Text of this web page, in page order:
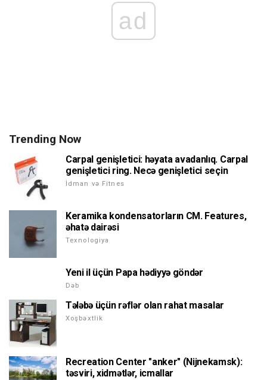
ad
Trending Now
Carpal genişletici: həyata avadanlıq. Carpal
genişletici ring. Necə genişletici seçin
İdman və Fitnes
Keramika kondensatorların CM. Features,
əhatə dairəsi
Texnologiya
Yeni il üçün Papa hədiyyə göndər
Dəb
Tələbə üçün rəflər olan rahat masalar
Xoşbəxtlik
Recreation Center "anker" (Nijnekamsk):
təsviri, xidmətlər, icmallar